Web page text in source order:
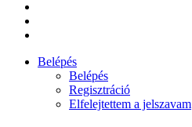
Belépés
Belépés
Regisztráció
Elfelejtettem a jelszavam